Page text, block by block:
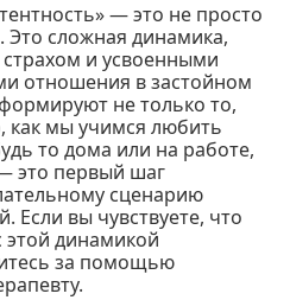
— это не просто
Это сложная динамика,
и усвоенными
отношения в застойном
не только то,
как мы учимся любить
то дома или на работе,
это первый шаг
сценарию
вы чувствуете, что
этой динамикой
за помощью